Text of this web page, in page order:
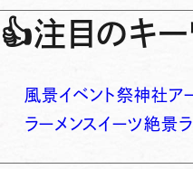
👍注目のキー
風景イベント祭神社ア
ラーメンスイーツ絶景